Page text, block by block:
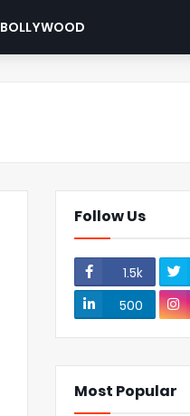
BOLLYWOOD
Follow Us
1.5k
500
Most Popular